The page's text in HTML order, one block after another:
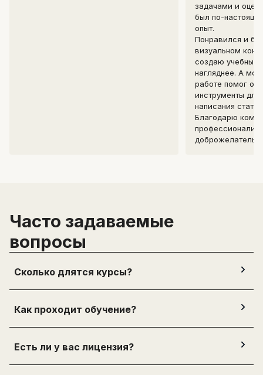
задачами и
был по-
опыт.
Понравился и
визуальном
создаю учебные
нагляднее. А
работе помог
инструменты для
написания
Благодарю
Часто задаваемые
вопросы
Сколько длятся курсы?
Как проходит обучение?
Есть ли у вас лицензия?